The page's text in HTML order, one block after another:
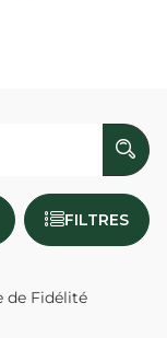
FILTRES
de Fidélité